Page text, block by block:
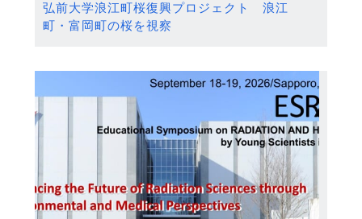
弘前大学浪江町桜復興プロジェクト 浪江
町・富岡町の桜を視察